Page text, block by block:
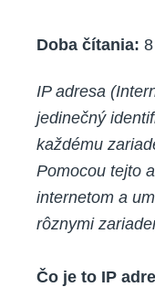
Doba čítania: 8
IP adresa
jedinečný
každému
Pomocou tejto
internetom a
rôznymi
Čo je to IP